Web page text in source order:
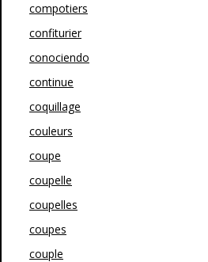
compotiers
confiturier
conociendo
continue
coquillage
couleurs
coupe
coupelle
coupelles
coupes
couple